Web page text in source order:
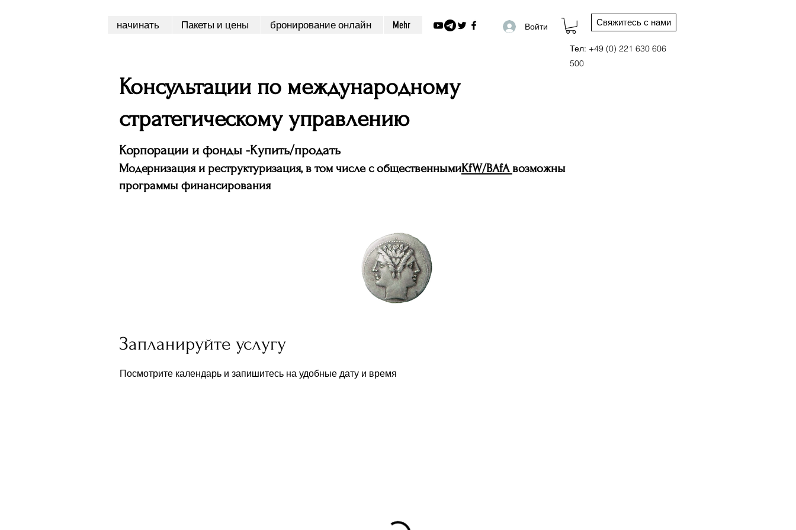
начинать Пакеты и цены бронирование онлайн Mehr Войти Свяжитесь с нами
Тел: +49 (0) 221 630 606
500
Консультации по международному
стратегическому управлению
Корпорации и фонды -Купить/продать
Модернизация и реструктуризация, в том числе с общественнымиKfW/BAfA возможны
программы финансирования
Запланируйте услугу
Посмотрите календарь и запишитесь на удобные дату и время